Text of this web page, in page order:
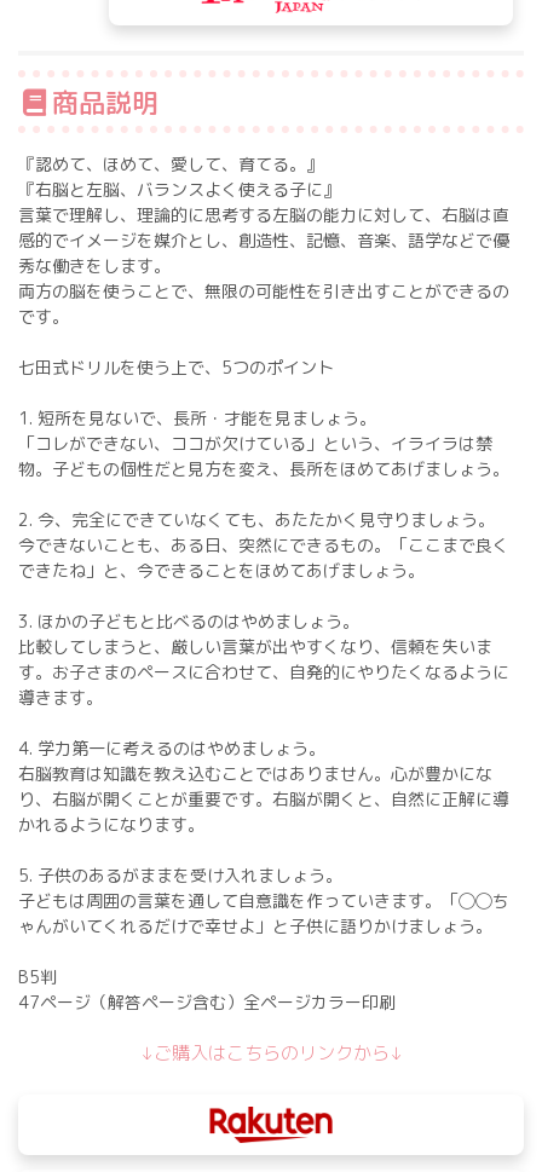
商品説明
『認めて、ほめて、愛して、育てる。』
『右脳と左脳、バランスよく使える子に』
言葉で理解し、理論的に思考する左脳の能力に対して、右脳は直
感的でイメージを媒介とし、創造性、記憶、音楽、語学などで優
秀な働きをします。
両方の脳を使うことで、無限の可能性を引き出すことができるの
です。
七田式ドリルを使う上で、5つのポイント
1. 短所を見ないで、長所・才能を見ましょう。
「コレができない、ココが欠けている」という、イライラは禁
物。子どもの個性だと見方を変え、長所をほめてあげましょう。
2. 今、完全にできていなくても、あたたかく見守りましょう。
今できないことも、ある日、突然にできるもの。「ここまで良く
できたね」と、今できることをほめてあげましょう。
3. ほかの子どもと比べるのはやめましょう。
比較してしまうと、厳しい言葉が出やすくなり、信頼を失いま
す。お子さまのペースに合わせて、自発的にやりたくなるように
導きます。
4. 学力第一に考えるのはやめましょう。
右脳教育は知識を教え込むことではありません。心が豊かにな
り、右脳が開くことが重要です。右脳が開くと、自然に正解に導
かれるようになります。
5. 子供のあるがままを受け入れましょう。
子どもは周囲の言葉を通して自意識を作っていきます。「◯◯ち
ゃんがいてくれるだけで幸せよ」と子供に語りかけましょう。
B5判
47ページ（解答ページ含む）全ページカラー印刷
↓ご購入はこちらのリンクから↓